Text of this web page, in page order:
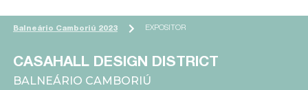
Balneário Camboriú 2023 EXPOSITOR
CASAHALL DESIGN DISTRICT
BALNEÁRIO CAMBORIÚ